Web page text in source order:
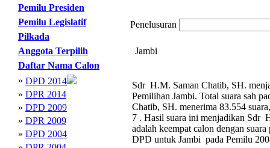
Pemilu Presiden
Pemilu Legislatif
Pilkada
Anggota Terpilih
Daftar Nama Calon
» DPD 2014
» DPR 2014
» DPD 2009
» DPR 2009
» DPD 2004
Penelusuran
Jambi
Sdr H.M. Saman Chatib, SH.
Pemilihan Jambi. Total suara sah
Chatib, SH. menerima 83.554
7 . Hasil suara ini menjadikan Sdr
adalah keempat calon dengan
DPD untuk Jambi pada Pemilu